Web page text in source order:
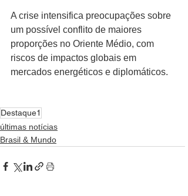
A crise intensifica preocupações sobre
um possível conflito de maiores
proporções no Oriente Médio, com
riscos de impactos globais em
mercados energéticos e diplomáticos.
Destaque1
últimas notícias
Brasil & Mundo